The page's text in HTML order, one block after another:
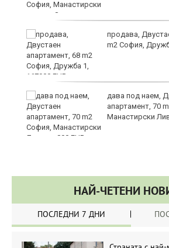
продава,
m2 София,
дава под наем,
апартамент, 70
Манастирски
НАЙ-ЧЕТЕНИ
ПОСЛЕДНИ 7 ДНИ